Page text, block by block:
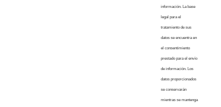
información. La base
legal para el
tratamiento de sus
datos se encuentra en
el consentimiento
prestado para el envío
de información. Los
datos proporcionados
se conservarán
mientras se mantenga